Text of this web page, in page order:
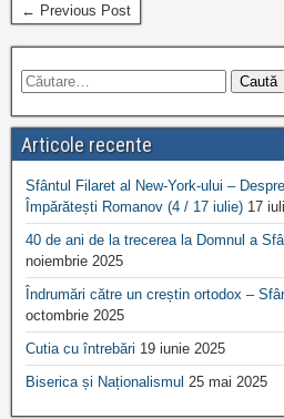
← Previous Post
Articole recente
Sfântul Filaret al New-York-ului –
Împărătești Romanov (4 / 17 iulie) 17
40 de ani de la trecerea la Domnul a
noiembrie 2025
Îndrumări către un creștin ortodox –
octombrie 2025
Cutia cu întrebări 19 iunie 2025
Biserica și Naționalismul 25 mai 2025